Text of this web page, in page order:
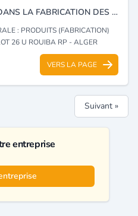
ENTREPRISE SPÉCIALISÉE DANS LA FABRICATION DES MOULES INDUSTRIELS POUR L’INJECTION PLASTIQUE ET ALUMINIUM, AINSI QUE DANS LA PRODUCTION ET LA FOURNITURE DE POUDRE ÉPOXY DESTINÉE AUX SURFACES MÉTALLIQUES ET EN ALUMINIUM.
: PRODUITS (FABRICATION)
26 U ROUIBA RP - ALGER
VERS LA PAGE
Suivant »
entreprise